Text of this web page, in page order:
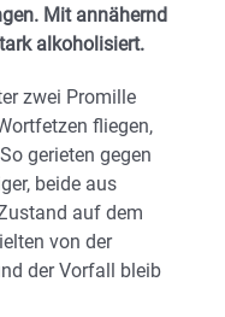
Mit annähernd
alkoholisiert.
zwei Promille
fliegen,
gerieten gegen
beide aus
auf dem
von der
der Vorfall bleib